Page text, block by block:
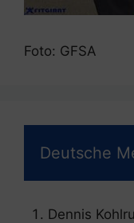
Foto: GFSA
Deutsche
Dennis